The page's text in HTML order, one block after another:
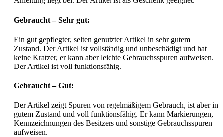
Gebraucht – Sehr gut:
Ein gut gepflegter, selten genutzter Artikel in sehr gutem
Zustand. Der Artikel ist vollständig und unbeschädigt und hat
keine Kratzer, er kann aber leichte Gebrauchsspuren aufweisen.
Der Artikel ist voll funktionsfähig.
Gebraucht – Gut:
Der Artikel zeigt Spuren von regelmäßigem Gebrauch, ist aber in
gutem Zustand und voll funktionsfähig. Er kann Markierungen,
Kennzeichnungen des Besitzers und sonstige Gebrauchsspuren
aufweisen.